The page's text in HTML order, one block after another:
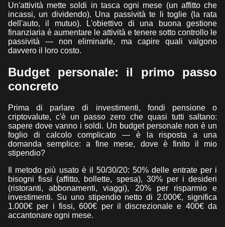
Un'attività mette soldi in tasca ogni mese (un affitto che
incassi, un dividendo). Una passività te li toglie (la rata
dell'auto, il mutuo). L'obiettivo di una buona gestione
finanziaria è aumentare le attività e tenere sotto controllo le
passività — non eliminarle, ma capire quali valgono
davvero il loro costo.
Budget personale: il primo passo
concreto
Prima di parlare di investimenti, fondi pensione o
criptovalute, c'è un passo zero che quasi tutti saltano:
sapere dove vanno i soldi. Un budget personale non è un
foglio di calcolo complicato — è la risposta a una
domanda semplice: a fine mese, dove è finito il mio
stipendio?
Il metodo più usato è il 50/30/20: 50% delle entrate per i
bisogni fissi (affitto, bollette, spesa), 30% per i desideri
(ristoranti, abbonamenti, viaggi), 20% per risparmio e
investimenti. Su uno stipendio netto di 2.000€, significa
1.000€ per i fissi, 600€ per il discrezionale e 400€ da
accantonare ogni mese.